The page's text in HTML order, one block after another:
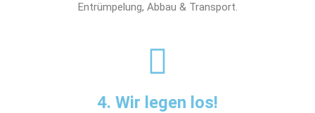
Entrümpelung, Abbau & Transport.
4. Wir legen los!